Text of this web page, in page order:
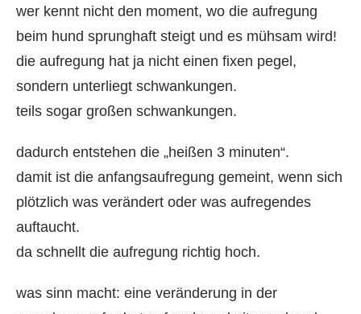
wer kennt nicht den moment, wo die aufregung
beim hund sprunghaft steigt und es mühsam wird!
die aufregung hat ja nicht einen fixen pegel,
sondern unterliegt schwankungen.
teils sogar großen schwankungen.
dadurch entstehen die „heißen 3 minuten“.
damit ist die anfangsaufregung gemeint, wenn sich
plötzlich was verändert oder was aufregendes
auftaucht.
da schnellt die aufregung richtig hoch.
was sinn macht: eine veränderung in der